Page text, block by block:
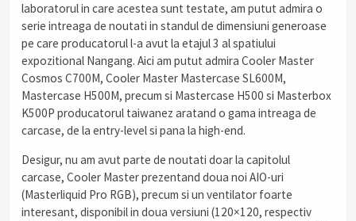
laboratorul in care acestea sunt testate, am putut admira o
serie intreaga de noutati in standul de dimensiuni generoase
pe care producatorul l-a avut la etajul 3 al spatiului
expozitional Nangang. Aici am putut admira Cooler Master
Cosmos C700M, Cooler Master Mastercase SL600M,
Mastercase H500M, precum si Mastercase H500 si Masterbox
K500P producatorul taiwanez aratand o gama intreaga de
carcase, de la entry-level si pana la high-end.
Desigur, nu am avut parte de noutati doar la capitolul
carcase, Cooler Master prezentand doua noi AIO-uri
(Masterliquid Pro RGB), precum si un ventilator foarte
interesant, disponibil in doua versiuni (120×120, respectiv